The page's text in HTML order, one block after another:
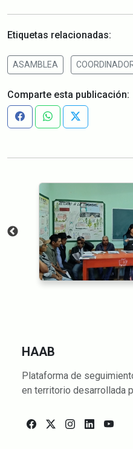
Etiquetas relacionadas:
ASAMBLEA
Comparte esta publicación:
HAAB
Plataforma de
en territorio desarrollada